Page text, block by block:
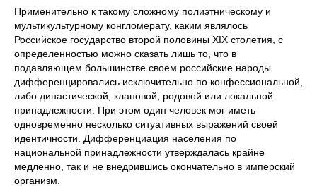
Применительно к такому сложному полиэтническому и
мультикультурному конгломерату, каким являлось
Российское государство второй половины XIX столетия, с
определенностью можно сказать лишь то, что в
подавляющем большинстве своем российские народы
дифференцировались исключительно по конфессиональной,
либо династической, клановой, родовой или локальной
принадлежности. При этом один человек мог иметь
одновременно несколько ситуативных выражений своей
идентичности. Дифференциация населения по
национальной принадлежности утверждалась крайне
медленно, так и не внедрившись окончательно в имперский
организм.